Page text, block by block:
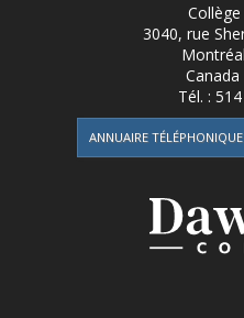
3040, rue
Canada
Tél. :
ANNUAIRE TÉLÉPHONIQUE